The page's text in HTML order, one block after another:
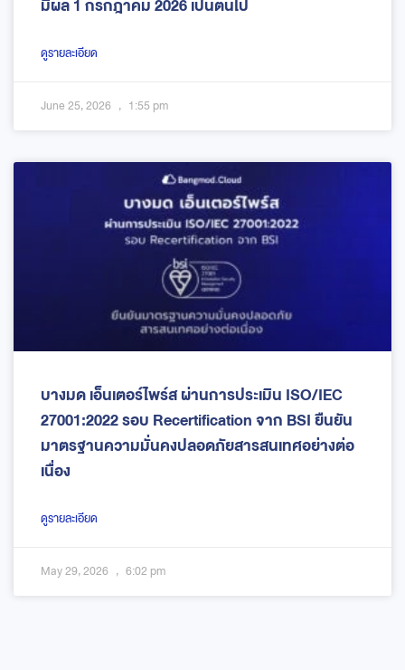
มีผล 1 กรกฎาคม 2026 เป็นต้นไป
ดูรายละเอียด
June 25, 2026 1:55 pm
บางมด เอ็นเตอร์ไพร์ส ผ่านการประเมิน ISO/IEC
27001:2022 รอบ Recertification จาก BSI ยืนยัน
มาตรฐานความมั่นคงปลอดภัยสารสนเทศอย่างต่อ
เนื่อง
ดูรายละเอียด
May 29, 2026 6:02 pm